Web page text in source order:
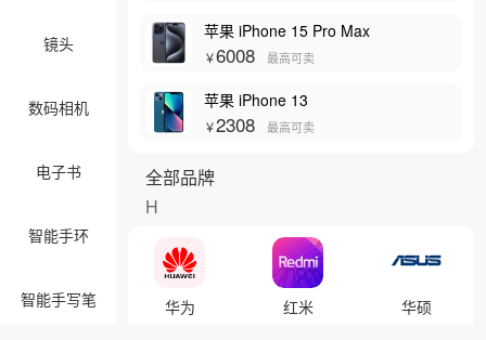
镜头
数码相机
电子书
智能手环
智能手写笔
苹果 iPhone 15 Pro Max
￥6008 最高可卖
苹果 iPhone 13
￥2308 最高可卖
全部品牌
H
华为 红米 华硕